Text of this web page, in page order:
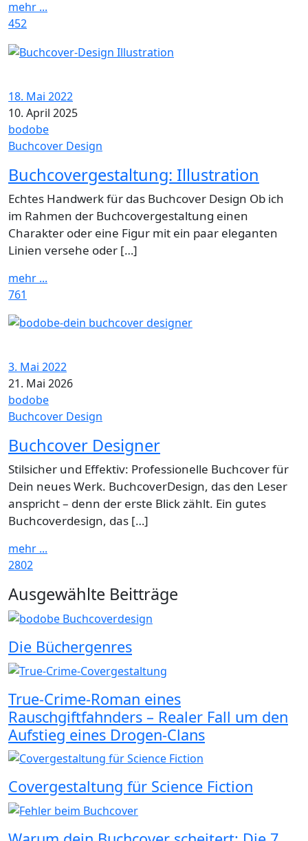
mehr ...
452
18. Mai 2022
10. April 2025
bodobe
Buchcover Design
Buchcovergestaltung: Illustration
Echtes Handwerk für das Buchcover Design Ob ich
im Rahmen der Buchcovergestaltung einen
Charakter oder eine Figur mit ein paar eleganten
Linien versehe oder […]
mehr ...
761
3. Mai 2022
21. Mai 2026
bodobe
Buchcover Design
Buchcover Designer
Stilsicher und Effektiv: Professionelle Buchcover für
Dein neues Werk. BuchcoverDesign, das den Leser
anspricht – denn der erste Blick zählt. Ein gutes
Buchcoverdesign, das […]
mehr ...
2802
Widgets
Ausgewählte Beitträge
Die Büchergenres
True-Crime-Roman eines
Rauschgiftfahnders – Realer Fall um den
Aufstieg eines Drogen-Clans
Covergestaltung für Science Fiction